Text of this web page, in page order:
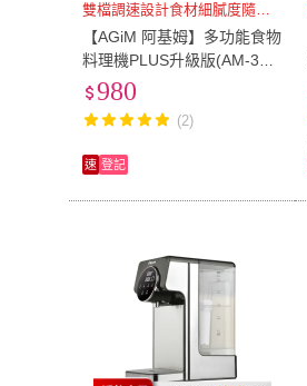
雙檔調速設計食材細膩度隨心掌握
【AGiM 阿基姆】多功能食物
料理機PLUS升級版(AM-30
6) 980
(2)
速 登記